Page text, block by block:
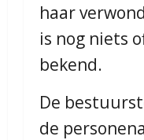
haar
is nog niets
bekend.
De
de